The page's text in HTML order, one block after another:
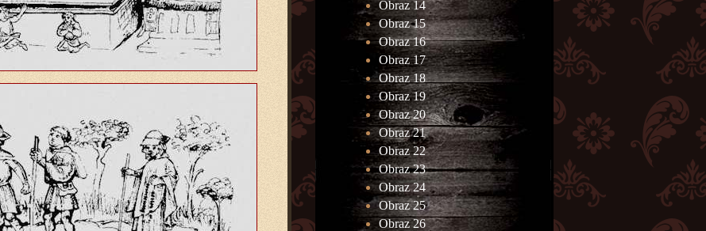
Obraz 14
Obraz 15
Obraz 16
Obraz 17
Obraz 18
Obraz 19
Obraz 20
Obraz 21
Obraz 22
Obraz 23
Obraz 24
Obraz 25
Obraz 26